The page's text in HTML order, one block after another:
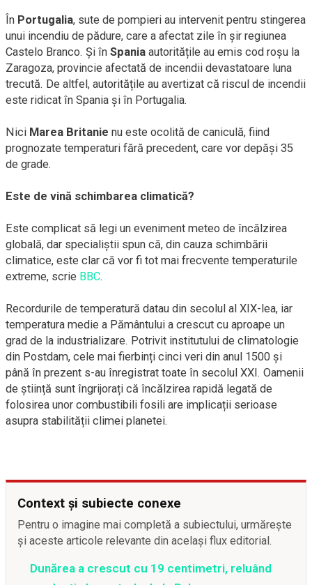
În Portugalia, sute de pompieri au intervenit pentru stingerea
unui incendiu de pădure, care a afectat zile în șir regiunea
Castelo Branco. Și în Spania autoritățile au emis cod roșu la
Zaragoza, provincie afectată de incendii devastatoare luna
trecută. De altfel, autoritățile au avertizat că riscul de incendii
este ridicat în Spania și în Portugalia.
Nici Marea Britanie nu este ocolită de caniculă, fiind
prognozate temperaturi fără precedent, care vor depăși 35
de grade.
Este de vină schimbarea climatică?
Este complicat să legi un eveniment meteo de încălzirea
globală, dar specialiștii spun că, din cauza schimbării
climatice, este clar că vor fi tot mai frecvente temperaturile
extreme, scrie BBC.
Recordurile de temperatură datau din secolul al XIX-lea, iar
temperatura medie a Pământului a crescut cu aproape un
grad de la industrializare. Potrivit institutului de climatologie
din Postdam, cele mai fierbinți cinci veri din anul 1500 și
până în prezent s-au înregistrat toate în secolul XXI. Oamenii
de știință sunt îngrijorați că încălzirea rapidă legată de
folosirea unor combustibili fosili are implicații serioase
asupra stabilității climei planetei.
Context și subiecte conexe
Pentru o imagine mai completă a subiectului, urmărește
și aceste articole relevante din același flux editorial.
Dunărea a crescut cu 19 centimetri, reluând